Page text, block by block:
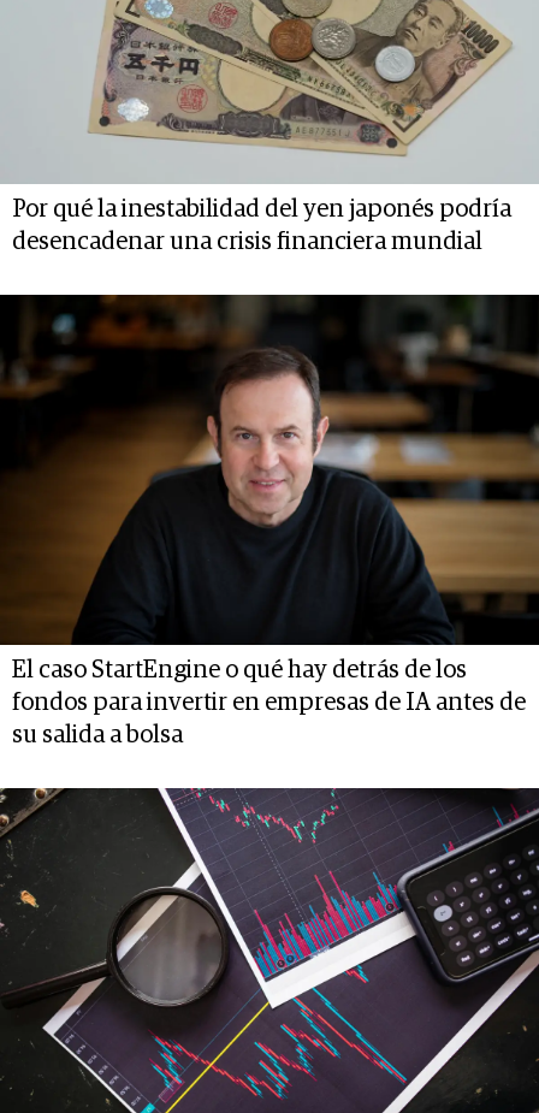
Por qué la inestabilidad del yen japonés podría
desencadenar una crisis financiera mundial
El caso StartEngine o qué hay detrás de los
fondos para invertir en empresas de IA antes de
su salida a bolsa